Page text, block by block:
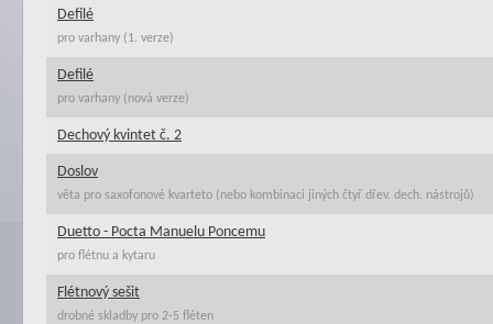
Defilé
pro varhany (1. verze)
Defilé
pro varhany (nová verze)
Dechový kvintet č. 2
Doslov
věta pro saxofonové kvarteto (nebo kombinaci jiných čtyř dřev. dech. nástrojů)
Duetto - Pocta Manuelu Poncemu
pro flétnu a kytaru
Flétnový sešit
drobné skladby pro 2-5 fléten